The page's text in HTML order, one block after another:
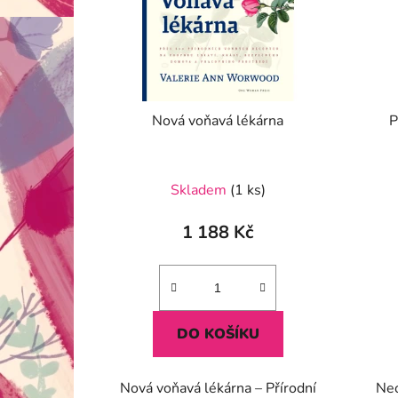
Nová voňavá lékárna
Skladem (1 ks)
1 188 Kč
DO KOŠÍKU
Nová voňavá lékárna – Přírodní